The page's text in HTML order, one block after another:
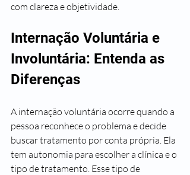
com clareza e objetividade.
Internação Voluntária e
Involuntária: Entenda as
Diferenças
A internação voluntária ocorre quando a
pessoa reconhece o problema e decide
buscar tratamento por conta própria. Ela
tem autonomia para escolher a clínica e o
tipo de tratamento. Esse tipo de